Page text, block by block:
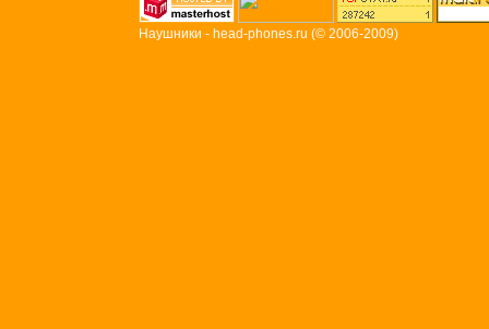
Наушники - head-phones.ru (© 2006-2009)